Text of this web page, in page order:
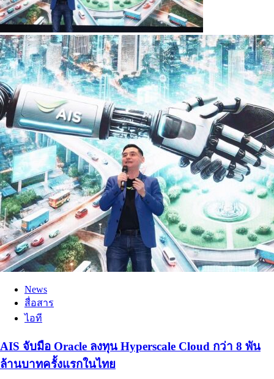
News
สื่อสาร
ไอที
AIS จับมือ Oracle ลงทุน Hyperscale Cloud กว่า 8 พัน
ล้านบาทครั้งแรกในไทย